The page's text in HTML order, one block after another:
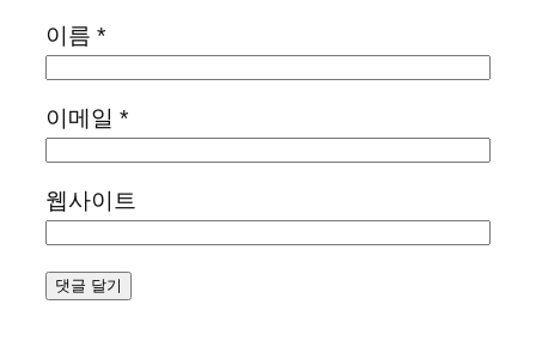
이름 *
이메일 *
웹사이트